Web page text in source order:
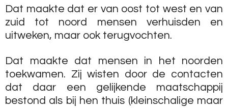
Dat maakte dat er van oost tot west en van
zuid tot noord mensen verhuisden en
uitweken, maar ook terugvochten.
Dat maakte dat mensen in het noorden
toekwamen. Zij wisten door de contacten
dat daar een gelijkende maatschappij
bestond als bij hen thuis (kleinschalige maar